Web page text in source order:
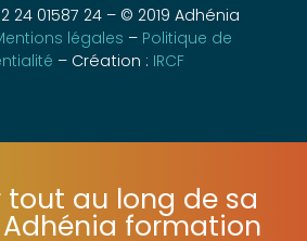
398 00026 – Déclaration
24 01587 24 – © 2019 Adhénia
légales– Politique de
tout au long de sa